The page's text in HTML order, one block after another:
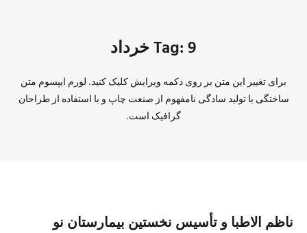
Tag: 9 خرداد
برای تغییر این متن بر روی دکمه ویرایش کلیک کنید. لورم ایپسوم متن
ساختگی با تولید سادگی نامفهوم از صنعت چاپ و با استفاده از طراحان
گرافیک است.
ناظم الاطبا و تأسیس نخستین بیمارستان نو